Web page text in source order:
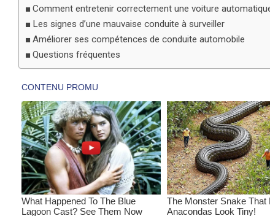
Comment entretenir correctement une voiture
Les signes d’une mauvaise conduite à surveiller
Améliorer ses compétences de conduite automobile
Questions fréquentes